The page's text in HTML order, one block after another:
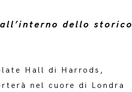
dello storico
Hall di Harrods,
nel cuore di Londra